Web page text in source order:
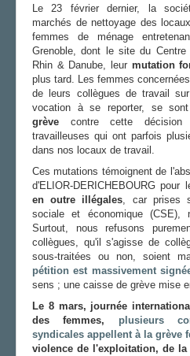
Le 23 février dernier, la
marchés de nettoyage des
femmes de ménage
Grenoble, dont le site du
Rhin & Danube, leur mutation
plus tard. Les femmes
de leurs collègues de travail
vocation à se reporter, se
grève contre cette
travailleuses qui ont parfois
dans nos locaux de travail.
Ces mutations témoignent de
d'ELIOR-DERICHEBOURG pour
en outre illégales, car prises
sociale et économique
Surtout, nous refusons
collègues, qu'il s'agisse de
sous-traitées ou non, soient
pétition est massivement
sens ; une caisse de grève mise
Le 8 mars, journée
des femmes, plusieurs
syndicales appellent à la grève
violence de l'exploitation, de